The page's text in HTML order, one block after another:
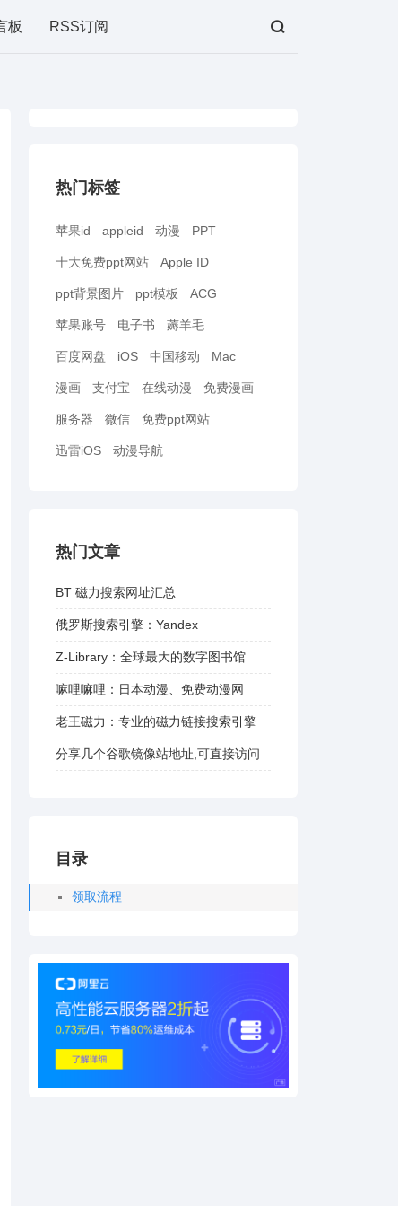
板 RSS订阅
热门标签
苹果id appleid 动漫 PPT
十大免费ppt网站 Apple ID
ppt背景图片 ppt模板 ACG
苹果账号 电子书 薅羊毛
百度网盘 iOS 中国移动 Mac
漫画 支付宝 在线动漫 免费漫画
服务器 微信 免费ppt网站
迅雷iOS 动漫导航
热门文章
BT 磁力搜索网址汇总
俄罗斯搜索引擎：Yandex
Z-Library：全球最大的数字图书馆
嘛哩嘛哩：日本动漫、免费动漫网
老王磁力：专业的磁力链接搜索引擎
分享几个谷歌镜像站地址,可直接访问
目录
领取流程